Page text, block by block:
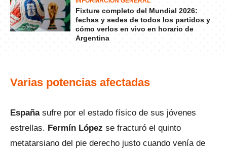
Fixture completo del Mundial 2026:
fechas y sedes de todos los partidos y
cómo verlos en vivo en horario de
Argentina
Varias potencias afectadas
España sufre por el estado físico de sus jóvenes
estrellas. Fermín López se fracturó el quinto
metatarsiano del pie derecho justo cuando venía de